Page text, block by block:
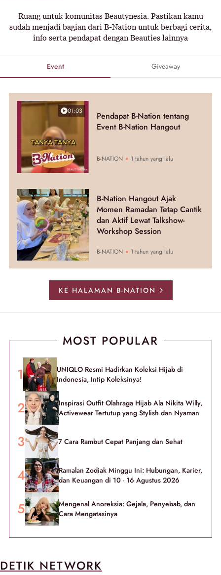
Ruang untuk komunitas Beautynesia. Pastikan kamu
sudah menjadi bagian dari B-Nation untuk berbagi cerita,
info serta pendapat dengan Beauties lainnya
Event Giveaway
01:03
Pendapat B-Nation tentang
Event B-Nation Hangout
B-NATION 1 tahun yang lalu
B-Nation Hangout Ajak
Momen Ramadan Tetap Cantik
dan Aktif Lewat Talkshow-
Workshop Session
B-NATION 1 tahun yang lalu
KE HALAMAN B-NATION
MOST POPULAR
UNIQLO Resmi Hadirkan Koleksi Hijab di
Indonesia, Intip Koleksinya!
Inspirasi Outfit Olahraga Hijab Ala Nikita Willy,
Activewear Tertutup yang Stylish dan Nyaman
7 Cara Rambut Cepat Panjang dan Sehat
Ramalan Zodiak Minggu Ini: Hubungan, Karier,
dan Keuangan di 10 - 16 Agustus 2026
Mengenal Anoreksia: Gejala, Penyebab, dan
Cara Mengatasinya
DETIK NETWORK